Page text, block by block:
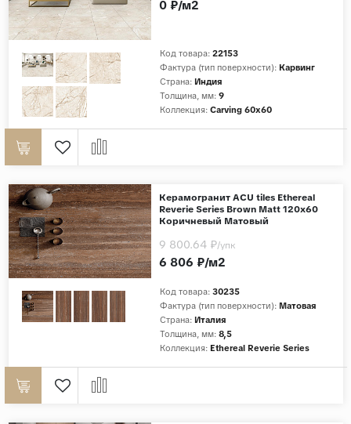
Страны
Иран
Испания
Код товара: 22153
Фактура (тип поверхности): Карвинг
Страна: Индия
Толщина, мм: 9
Коллекция: Carving 60x60
0 ₽/м2
Керамогранит ACU tiles Ethereal
Reverie Series Brown Matt 120x60
Коричневый Матовый
Код товара: 30235
Фактура (тип поверхности): Матовая
Страна: Италия
Толщина, мм: 8,5
Коллекция: Ethereal Reverie Series
6 806 ₽/м2
9 800.64 ₽/упк